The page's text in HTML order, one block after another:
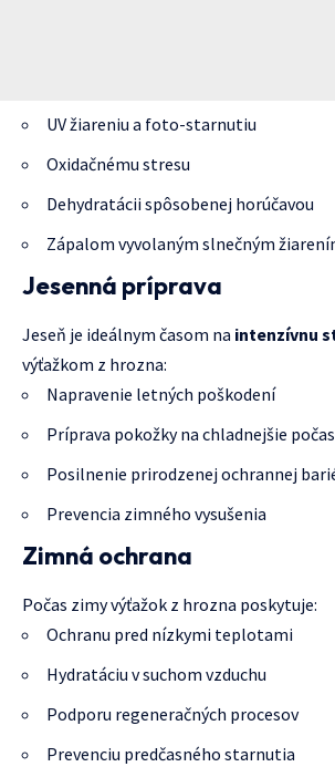
UV žiareniu a foto-starnutiu
Oxidačnému stresu
Dehydratácii spôsobenej horúčavou
Zápalom vyvolaným slnečným
Jesenná príprava
Jeseň je ideálnym časom na intenzívnu
výťažkom z hrozna:
Napravenie letných poškodení
Príprava pokožky na chladnejšie
Posilnenie prirodzenej ochrannej
Prevencia zimného vysušenia
Zimná ochrana
Počas zimy výťažok z hrozna poskytuje:
Ochranu pred nízkymi teplotami
Hydratáciu v suchom vzduchu
Podporu regeneračných procesov
Prevenciu predčasného starnutia